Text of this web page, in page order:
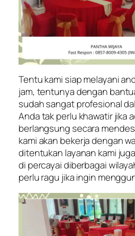
Tentu kami siap melayani
jam, tentunya dengan
sudah sangat profesional
Anda tak perlu khawatir jika
berlangsung secara
kami akan bekerja dengan
ditentukan layanan kami
di percayai diberbagai
perlu ragu jika ingin